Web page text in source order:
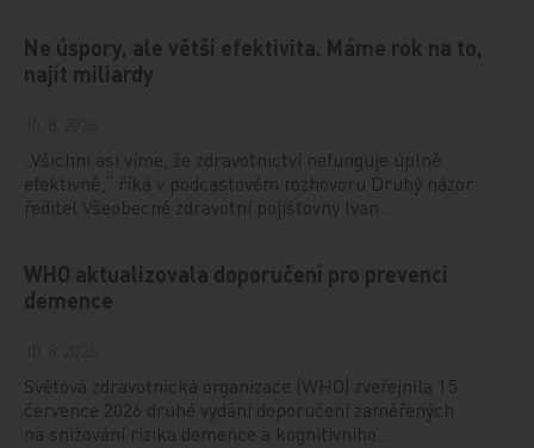
Ne úspory, ale větší efektivita. Máme rok na to,
najít miliardy
„Všichni asi víme, že zdravotnictví nefunguje úplně
efektivně,“ říká v podcastovém rozhovoru Druhý názor
ředitel Všeobecné zdravotní pojišťovny Ivan…
WHO aktualizovala doporučení pro prevenci
demence
Světová zdravotnická organizace (WHO) zveřejnila 15.
července 2026 druhé vydání doporučení zaměřených
na snižování rizika demence a kognitivního…